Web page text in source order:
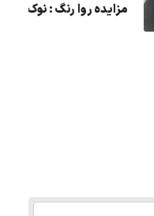
مزایده روا رنگ : نوک